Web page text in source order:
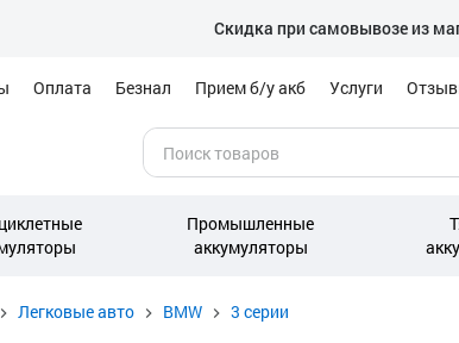
Скидка при самовывозе из
Оплата Безнал Прием б/у акб Услуги
Промышленные
аккумуляторы
Легковые авто BMW 3 серии